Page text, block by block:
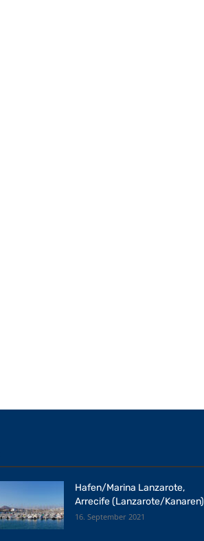
Hafen/Marina Lanzarote,
Arrecife (Lanzarote/Kanaren)
16. September 2021